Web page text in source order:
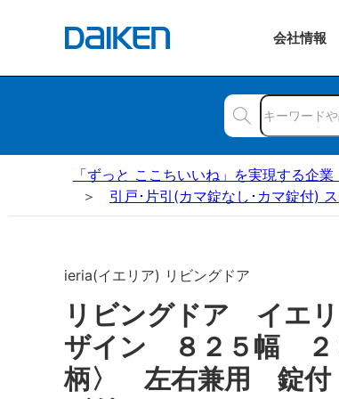
会社情報
「ずっと ここちいいね」を実現する企
引戸･片引(カマ錠なし･カマ錠付)
ieria(イエリア) リビングドア
リビングドア イエ
ザイン ８２５幅 ２
柄〉 左右兼用 錠